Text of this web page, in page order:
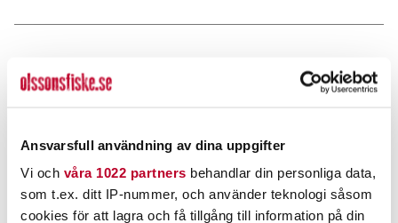
Ansvarsfull användning av dina uppgifter
Vi och våra 1022 partners behandlar din personliga data,
som t.ex. ditt IP-nummer, och använder teknologi såsom
cookies för att lagra och få tillgång till information på din
POPULÄRT JUST NU